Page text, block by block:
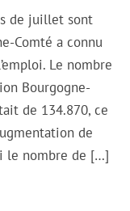
de juillet sont
Comté a connu
Le nombre
Bourgogne-
de 134.870, ce
de
le nombre de […]